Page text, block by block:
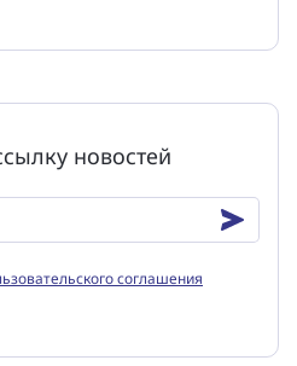
новостей
соглашения